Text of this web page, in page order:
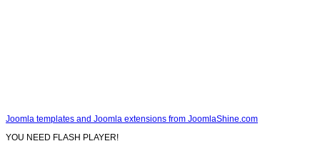
Joomla templates and Joomla extensions from JoomlaShine.com
YOU NEED FLASH PLAYER!